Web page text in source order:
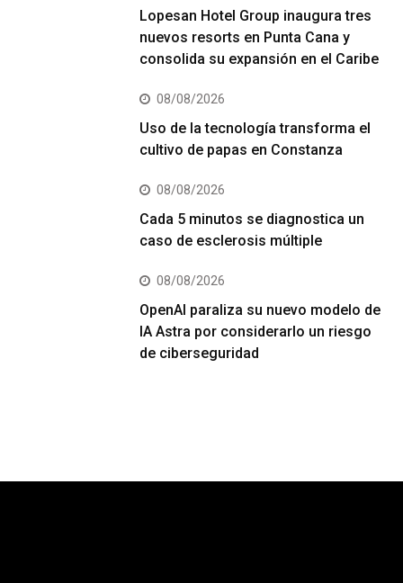
Lopesan Hotel Group inaugura tres
nuevos resorts en Punta Cana y
consolida su expansión en el Caribe
08/08/2026
Uso de la tecnología transforma el
cultivo de papas en Constanza
08/08/2026
Cada 5 minutos se diagnostica un
caso de esclerosis múltiple
08/08/2026
OpenAI paraliza su nuevo modelo de
IA Astra por considerarlo un riesgo
de ciberseguridad